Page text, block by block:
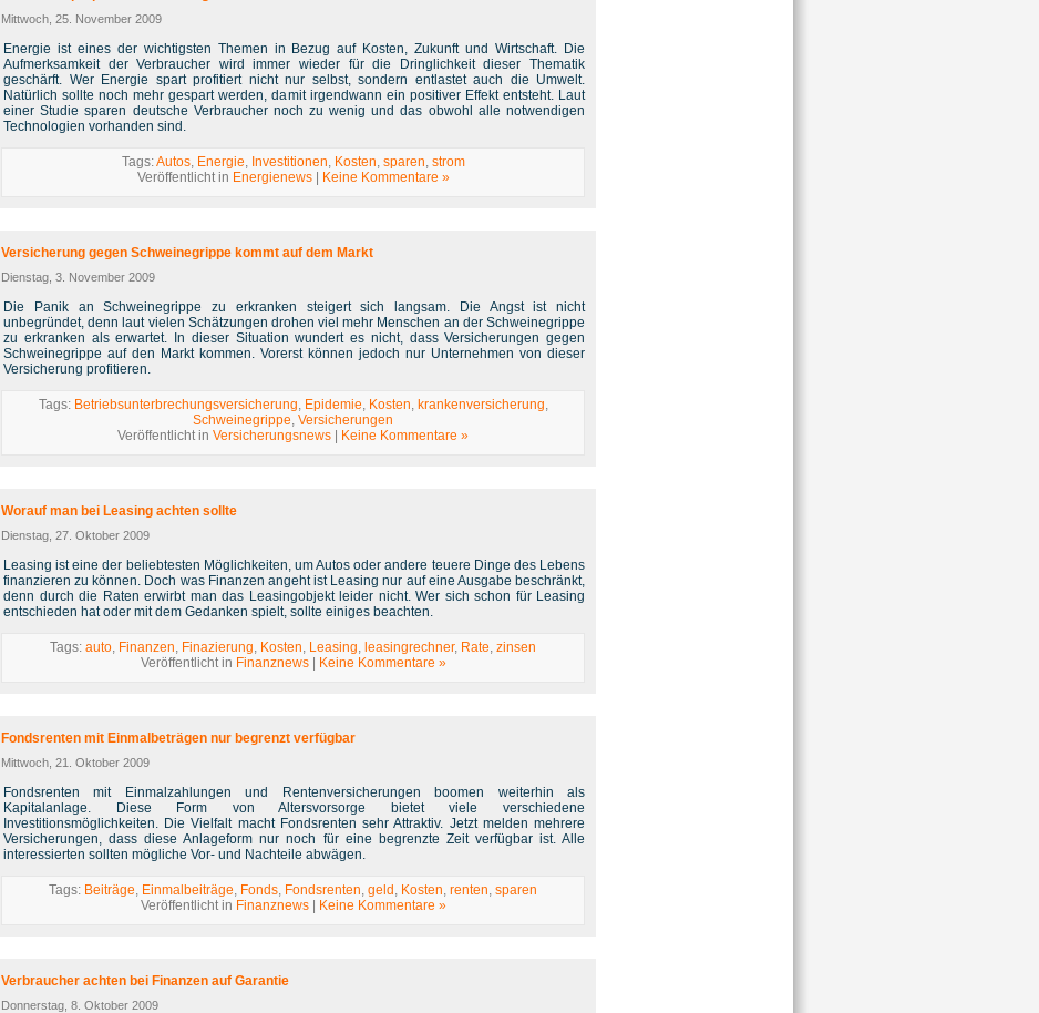
Mittwoch, 25. November 2009
Energie ist eines der wichtigsten Themen in Bezug auf Kosten, Zukunft und Wirtschaft. Die
Aufmerksamkeit der Verbraucher wird immer wieder für die Dringlichkeit dieser Thematik
geschärft. Wer Energie spart profitiert nicht nur selbst, sondern entlastet auch die Umwelt.
Natürlich sollte noch mehr gespart werden, damit irgendwann ein positiver Effekt entsteht. Laut
einer Studie sparen deutsche Verbraucher noch zu wenig und das obwohl alle notwendigen
Technologien vorhanden sind.
Tags:Autos, Energie, Investitionen, Kosten, sparen, strom
Veröffentlicht in Energienews| Keine Kommentare »
Versicherung gegen Schweinegrippe kommt auf dem Markt
Dienstag, 3. November 2009
Die Panik an Schweinegrippe zu erkranken steigert sich langsam. Die Angst ist nicht
unbegründet, denn laut vielen Schätzungen drohen viel mehr Menschen an der Schweinegrippe
zu erkranken als erwartet. In dieser Situation wundert es nicht, dass Versicherungen gegen
Schweinegrippe auf den Markt kommen. Vorerst können jedoch nur Unternehmen von dieser
Versicherung profitieren.
Tags: Betriebsunterbrechungsversicherung, Epidemie, Kosten, krankenversicherung,
Schweinegrippe, Versicherungen
Veröffentlicht in Versicherungsnews Keine Kommentare »
Worauf man bei Leasing achten sollte
Dienstag, 27. Oktober 2009
Leasing ist eine der beliebtesten Möglichkeiten, um Autos oder andere teuere Dinge des Lebens
finanzieren zu können. Doch was Finanzen angeht ist Leasing nur auf eine Ausgabe beschränkt,
denn durch die Raten erwirbt man das Leasingobjekt leider nicht. Wer sich schon für Leasing
entschieden hat oder mit dem Gedanken spielt, sollte einiges beachten.
Tags: auto, Finanzen, Finazierung, Kosten, Leasing, leasingrechner, Rate, zinsen
Veröffentlicht in Finanznews| Keine Kommentare »
Fondsrenten mit Einmalbeträgen nur begrenzt verfügbar
Mittwoch, 21. Oktober 2009
Fondsrenten mit Einmalzahlungen und Rentenversicherungen boomen weiterhin als
Kapitalanlage. Diese Form von Altersvorsorge bietet viele verschiedene
Investitionsmöglichkeiten. Die Vielfalt macht Fondsrenten sehr Attraktiv. Jetzt melden mehrere
Versicherungen, dass diese Anlageform nur noch für eine begrenzte Zeit verfügbar ist. Alle
interessierten sollten mögliche Vor- und Nachteile abwägen.
Tags: Beiträge, Einmalbeiträge, Fonds, Fondsrenten, geld , Kosten, renten, sparen
Veröffentlicht in Finanznews| Keine Kommentare »
Verbraucher achten bei Finanzen auf Garantie
Donnerstag, 8. Oktober 2009